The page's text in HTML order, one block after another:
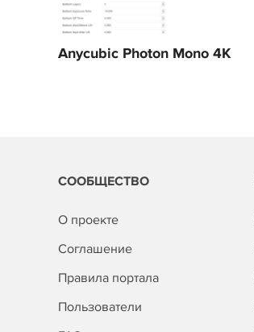
Anycubic Photon Mono 4K
СООБЩЕСТВО
О проекте
Соглашение
Правила портала
Пользователи